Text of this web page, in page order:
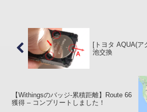
[トヨタ AQUA(ア
池交換
【Withingsのバッジ-累積距離】Route 66
獲得 – コンプリートしました！